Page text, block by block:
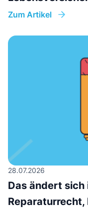
Zum Artikel
28.07.2026
Das ändert sich
Reparaturrecht,